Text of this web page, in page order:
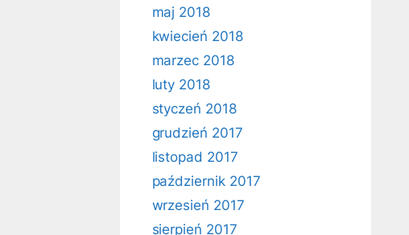
maj 2018
kwiecień 2018
marzec 2018
luty 2018
styczeń 2018
grudzień 2017
listopad 2017
październik 2017
wrzesień 2017
sierpień 2017